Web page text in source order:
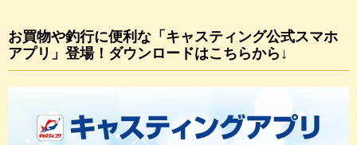
お買物や釣行に便利な「キャスティング公式スマホ
アプリ」登場！ダウンロードはこちらから↓